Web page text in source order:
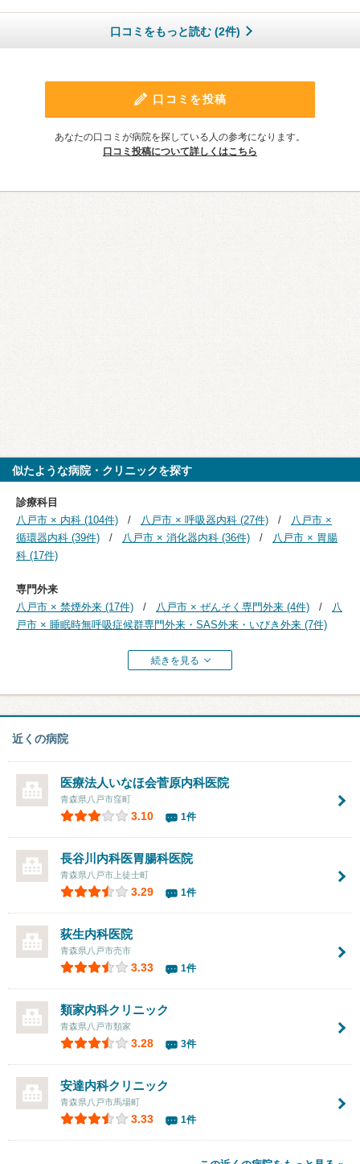
口コミをもっと読む (2件)
口コミを投稿
あなたの口コミが病院を探している人の参考になります。
口コミ投稿について詳しくはこちら
似たような病院・クリニックを探す
診療科目
八戸市 × 内科 (104件)
八戸市 × 呼吸器内科 (27件)
八戸市 ×
循環器内科 (39件)
八戸市 × 消化器内科 (36件)
八戸市 × 胃腸
科 (17件)
専門外来
八戸市 × 禁煙外来 (17件)
八戸市 × ぜんそく専門外来 (4件)
八
戸市 × 睡眠時無呼吸症候群専門外来・SAS外来・いびき外来 (7件)
続きを見る
近くの病院
医療法人いなほ会菅原内科医院
青森県八戸市窪町
3.10 1件
長谷川内科医胃腸科医院
青森県八戸市上徒士町
3.29 1件
荻生内科医院
青森県八戸市売市
3.33 1件
類家内科クリニック
青森県八戸市類家
3.28 3件
安達内科クリニック
青森県八戸市馬場町
3.33 1件